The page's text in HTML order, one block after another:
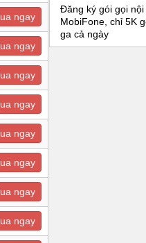
ngay
ngay
ngay
ngay
ngay
ngay
ngay
ngay
Đăng ký gói gọi nội
MobiFone, chỉ 5K
ga cả ngày